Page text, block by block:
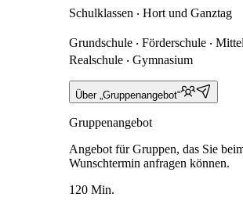
Schulklassen ‧ Hort und Ganztag
Grundschule ‧ Förderschule ‧
Realschule ‧ Gymnasium
Über „Gruppenangebot“
Gruppenangebot
Angebot für Gruppen, das Sie
Wunschtermin anfragen können.
120 Min.